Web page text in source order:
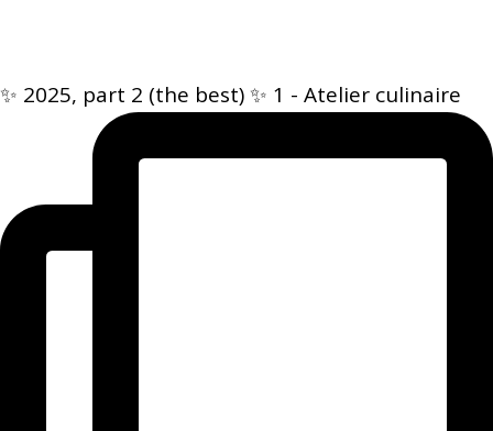
✨ 2025, part 2 (the best) ✨ 1 - Atelier culinaire